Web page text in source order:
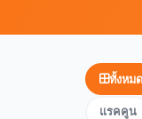
ทั้งหมด
แรคคูน